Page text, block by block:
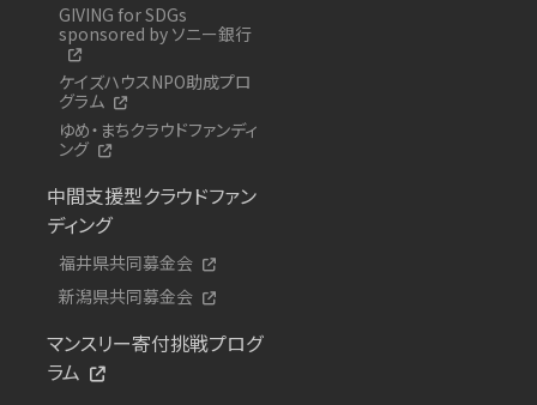
GIVING for SDGs
sponsored by ソニー銀行
ケイズハウスNPO助成プロ
グラム
ゆめ・まちクラウドファンディ
ング
中間支援型クラウドファン
ディング
福井県共同募金会
新潟県共同募金会
マンスリー寄付挑戦プログ
ラム